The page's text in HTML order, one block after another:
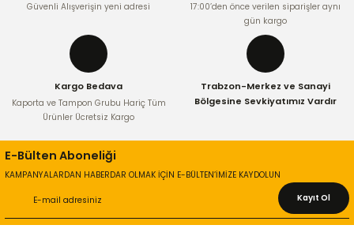
Ürün fiyatı diğer sitelerden daha pahalı.
Bu ürüne benzer farklı alternatifler olmalı.
Gönder
Güvenli Alışverişin yeni adresi
17:00’den önce verilen siparişler aynı
gün kargo
Kargo Bedava
Kaporta ve Tampon Grubu Hariç Tüm
Ürünler Ücretsiz Kargo
Trabzon-Merkez ve Sanayi
Bölgesine Sevkiyatımız Vardır
E-Bülten Aboneliği
KAMPANYALARDAN HABERDAR OLMAK İÇİN E-BÜLTEN’İMİZE KAYDOLUN
Kayıt Ol